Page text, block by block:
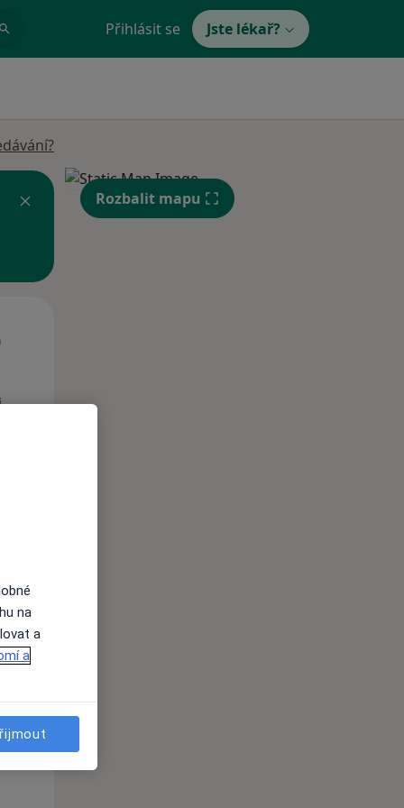
Přihlásit se Jste lékař?
Rozbalit mapu
na
a
a